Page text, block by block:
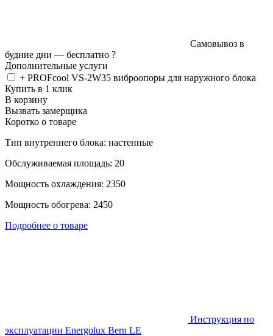
Самовывоз в
будние дни — бесплатно ?
Дополнительные услуги
+ PROFcool VS-2W35 виброопоры для наружного блока
Купить в 1 клик
В корзину
Вызвать замерщика
Коротко о товаре
Тип внутреннего блока: настенные
Обслуживаемая площадь: 20
Мощность охлаждения: 2350
Мощность обогрева: 2450
Подробнее о товаре
Инструкция по
эксплуатации Energolux Bern LE